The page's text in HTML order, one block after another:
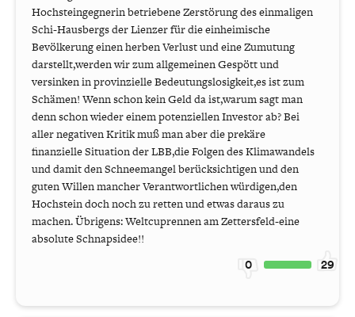
Hochsteingegnerin betriebene Zerstörung des einmaligen
Schi-Hausbergs der Lienzer für die einheimische
Bevölkerung einen herben Verlust und eine Zumutung
darstellt,werden wir zum allgemeinen Gespött und
versinken in provinzielle Bedeutungslosigkeit,es ist zum
Schämen! Wenn schon kein Geld da ist,warum sagt man
denn schon wieder einem potenziellen Investor ab? Bei
aller negativen Kritik muß man aber die prekäre
finanzielle Situation der LBB,die Folgen des Klimawandels
und damit den Schneemangel berücksichtigen und den
guten Willen mancher Verantwortlichen würdigen,den
Hochstein doch noch zu retten und etwas daraus zu
machen. Übrigens: Weltcuprennen am Zettersfeld-eine
absolute Schnapsidee!!
0 29